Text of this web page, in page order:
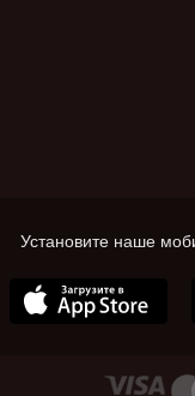
Установите наше